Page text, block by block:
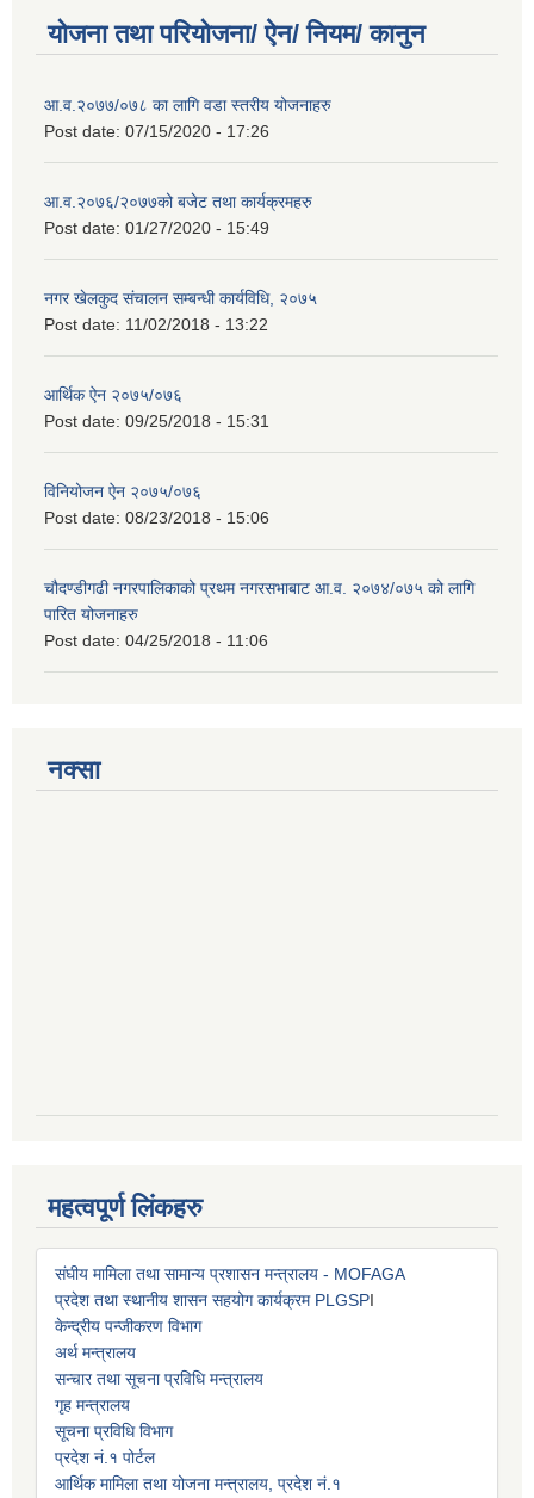
योजना तथा परियोजना/ ऐन/ नियम/ कानुन
आ.व.२०७७/०७८ का लागि वडा स्तरीय योजनाहरु
Post date: 07/15/2020 - 17:26
आ.व.२०७६/२०७७को बजेट तथा कार्यक्रमहरु
Post date: 01/27/2020 - 15:49
नगर खेलकुद संचालन सम्बन्धी कार्यविधि, २०७५
Post date: 11/02/2018 - 13:22
आर्थिक ऐन २०७५/०७६
Post date: 09/25/2018 - 15:31
विनियोजन ऐन २०७५/०७६
Post date: 08/23/2018 - 15:06
चौदण्डीगढी नगरपालिकाको प्रथम नगरसभाबाट आ.व. २०७४/०७५ को लागि
पारित योजनाहरु
Post date: 04/25/2018 - 11:06
नक्सा
महत्वपूर्ण लिंकहरु
संघीय मामिला तथा सामान्य प्रशासन मन्त्रालय - MOFAGA
प्रदेश तथा स्थानीय शासन सहयोग कार्यक्रम PLGSPI
केन्द्रीय पन्जीकरण विभाग
अर्थ मन्त्रालय
सन्चार तथा सूचना प्रविधि मन्त्रालय
गृह मन्त्रालय
सूचना प्रविधि विभाग
प्रदेश नं.१ पोर्टल
आर्थिक मामिला तथा योजना मन्त्रालय, प्रदेश नं.१